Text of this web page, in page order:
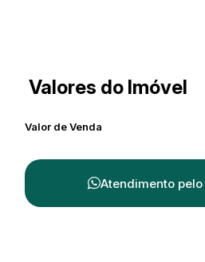
Valores do Imóvel
Valor de Venda
Atendimento pelo